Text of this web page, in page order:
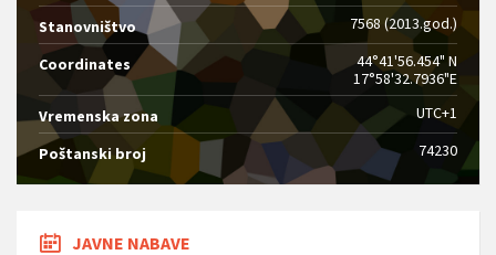
Stanovništvo 7568 (2013.god.)
Coordinates
44°41'56.454" N
17°58'32.7936"E
Vremenska zona
UTC+1
Poštanski broj 74230
JAVNE NABAVE